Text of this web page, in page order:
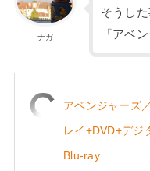
ナガ
そうし
『アベ
アベンジャーズ
レイ+DVD+デジ
Blu-ray